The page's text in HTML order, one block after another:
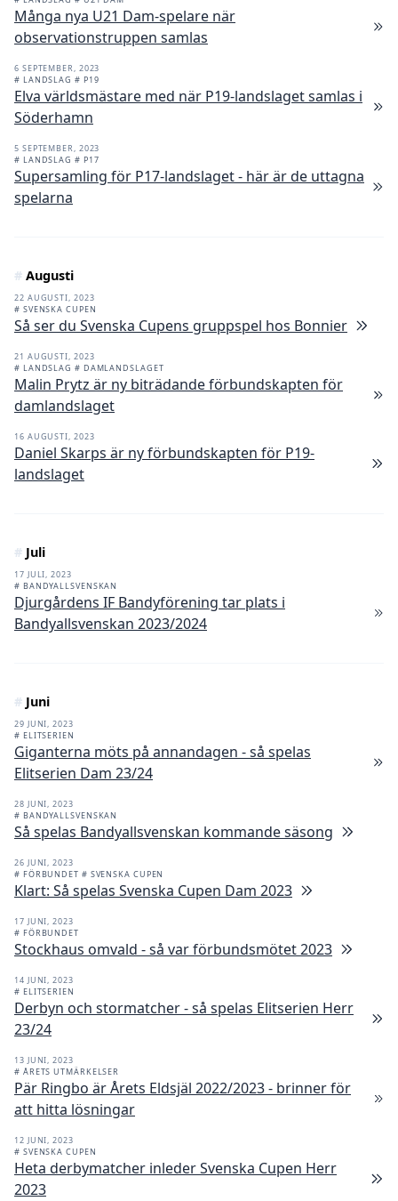
Många nya U21 Dam-spelare när
observationstruppen samlas
6 SEPTEMBER, 2023
# LANDSLAG # P19
Elva världsmästare med när P19-landslaget samlas i
Söderhamn
5 SEPTEMBER, 2023
# LANDSLAG # P17
Supersamling för P17-landslaget - här är de uttagna
spelarna
# Augusti
22 AUGUSTI, 2023
# SVENSKA CUPEN
Så ser du Svenska Cupens gruppspel hos Bonnier
21 AUGUSTI, 2023
# LANDSLAG # DAMLANDSLAGET
Malin Prytz är ny biträdande förbundskapten för
damlandslaget
16 AUGUSTI, 2023
Daniel Skarps är ny förbundskapten för P19-
landslaget
# Juli
17 JULI, 2023
# BANDYALLSVENSKAN
Djurgårdens IF Bandyförening tar plats i
Bandyallsvenskan 2023/2024
# Juni
29 JUNI, 2023
# ELITSERIEN
Giganterna möts på annandagen - så spelas
Elitserien Dam 23/24
28 JUNI, 2023
# BANDYALLSVENSKAN
Så spelas Bandyallsvenskan kommande säsong
26 JUNI, 2023
# FÖRBUNDET # SVENSKA CUPEN
Klart: Så spelas Svenska Cupen Dam 2023
17 JUNI, 2023
# FÖRBUNDET
Stockhaus omvald - så var förbundsmötet 2023
14 JUNI, 2023
# ELITSERIEN
Derbyn och stormatcher - så spelas Elitserien Herr
23/24
13 JUNI, 2023
# ÅRETS UTMÄRKELSER
Pär Ringbo är Årets Eldsjäl 2022/2023 - brinner för
att hitta lösningar
12 JUNI, 2023
# SVENSKA CUPEN
Heta derbymatcher inleder Svenska Cupen Herr
2023